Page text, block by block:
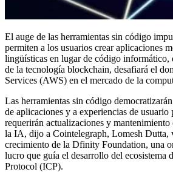
El auge de las herramientas sin código
permiten a los usuarios crear aplicaciones
lingüísticas en lugar de código informático,
de la tecnología blockchain, desafiará el
Services (AWS) en el mercado de la
Las herramientas sin código
de aplicaciones y a experiencias de usuario
requerirán actualizaciones y mantenimiento
la IA, dijo a Cointelegraph, Lomesh Dutta,
crecimiento de la Dfinity Foundation, una
lucro que guía el desarrollo del ecosistema
Protocol (ICP).